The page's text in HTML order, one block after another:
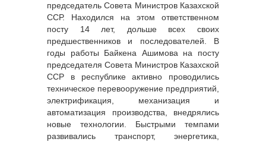
председатель Совета Министров Казахской
ССР. Находился на этом ответственном
посту 14 лет, дольше всех своих
предшественников и последователей. В
годы работы Байкена Ашимова на посту
председателя Совета Министров Казахской
ССР в республике активно проводились
техническое перевооружение предприятий,
электрификация, механизация и
автоматизация производства, внедрялись
новые технологии. Быстрыми темпами
развивались транспорт, энергетика,